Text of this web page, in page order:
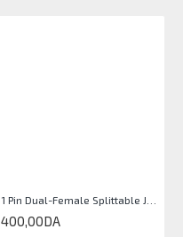
400,00DA